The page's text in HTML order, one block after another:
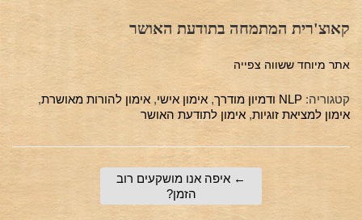
קאוצ'רית המתמחה בתודעת האושר
אתר מיוחד ששווה צפייה
קטגוריה: NLP ודמיון מודרך , אימון אישי, אימון להורות מאושרת,
אימון למציאת זוגיות, אימון לתודעת האושר
← איפה אנו מושקעים רוב
הזמן?